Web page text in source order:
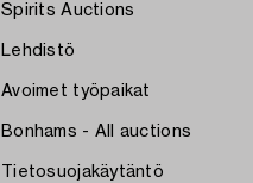
Spirits Auctions
Lehdistö
Avoimet työpaikat
Bonhams - All auctions
Tietosuojakäytäntö